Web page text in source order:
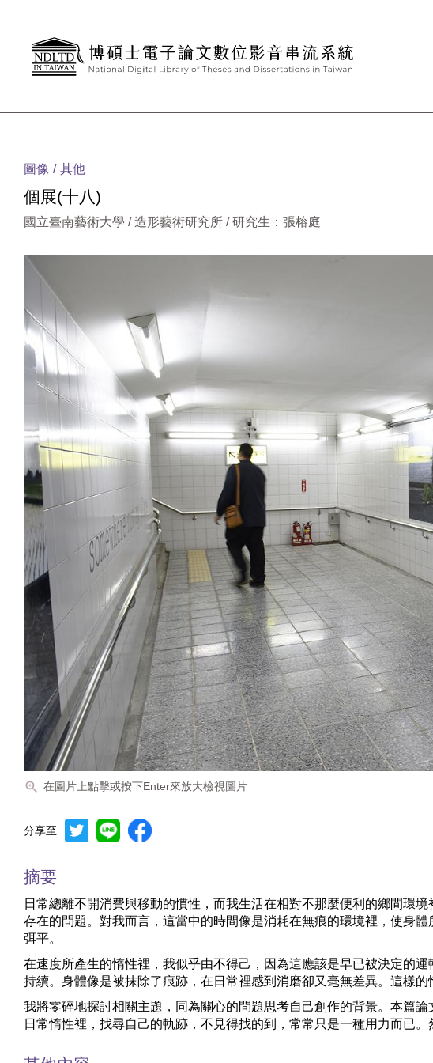
圖像 其他
個展(十八)
國立臺南藝術大學 / 造形藝術研究所 / 研究生：張榕庭
在圖片上點擊或按下Enter來放大檢視圖片
分享至
摘要
日常總離不開消費與移動的慣性，而我生活在相對不那麼便利的鄉間環
存在的問題。對我而言，這當中的時間像是消耗在無痕的環境裡，使身
弭平。
在速度所產生的惰性裡，我似乎由不得己，因為這應該是早已被決定的
持續。身體像是被抹除了痕跡，在日常裡感到消磨卻又毫無差異。這樣
我將零碎地探討相關主題，同為關心的問題思考自己創作的背景。本篇
日常惰性裡，找尋自己的軌跡，不見得找的到，常常只是一種用力而已。